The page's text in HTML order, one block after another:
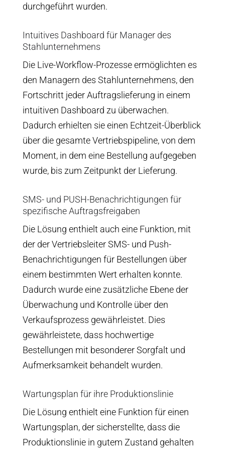
durchgeführt wurden.
Intuitives Dashboard für Manager des
Stahlunternehmens
Die Live-Workflow-Prozesse ermöglichten es
den Managern des Stahlunternehmens, den
Fortschritt jeder Auftragslieferung in einem
intuitiven Dashboard zu überwachen.
Dadurch erhielten sie einen Echtzeit-Überblick
über die gesamte Vertriebspipeline, von dem
Moment, in dem eine Bestellung aufgegeben
wurde, bis zum Zeitpunkt der Lieferung.
SMS- und PUSH-Benachrichtigungen für
spezifische Auftragsfreigaben
Die Lösung enthielt auch eine Funktion, mit
der der Vertriebsleiter SMS- und Push-
Benachrichtigungen für Bestellungen über
einem bestimmten Wert erhalten konnte.
Dadurch wurde eine zusätzliche Ebene der
Überwachung und Kontrolle über den
Verkaufsprozess gewährleistet. Dies
gewährleistete, dass hochwertige
Bestellungen mit besonderer Sorgfalt und
Aufmerksamkeit behandelt wurden.
Wartungsplan für ihre Produktionslinie
Die Lösung enthielt eine Funktion für einen
Wartungsplan, der sicherstellte, dass die
Produktionslinie in gutem Zustand gehalten